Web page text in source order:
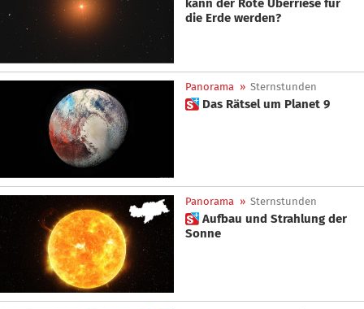
kann der Rote Überriese für
die Erde werden?
Panorama » Sternstunden
 Das Rätsel um Planet 9
Panorama » Sternstunden
 Aufbau und Strahlung der
Sonne